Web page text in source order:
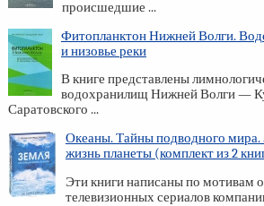
происшедшие ...
Фитопланктон Нижней Волги.
и низовье реки
В книге представлены
водохранилищ Нижней Волги —
Саратовского ...
Океаны. Тайны подводного
жизнь планеты (комплект из 2
Эти книги написаны по мотивам
телевизионных сериалов